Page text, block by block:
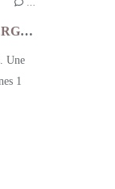
TARTE FEUILLETEE AUX AUBERGINES
Une
1